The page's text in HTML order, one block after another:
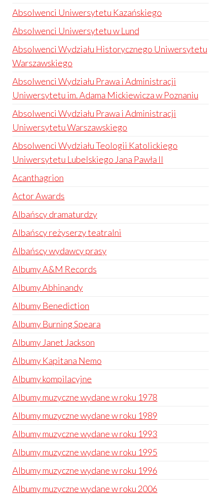
Absolwenci Uniwersytetu Kazańskiego
Absolwenci Uniwersytetu w Lund
Absolwenci Wydziału Historycznego Uniwersytetu
Warszawskiego
Absolwenci Wydziału Prawa i Administracji
Uniwersytetu im. Adama Mickiewicza w Poznaniu
Absolwenci Wydziału Prawa i Administracji
Uniwersytetu Warszawskiego
Absolwenci Wydziału Teologii Katolickiego
Uniwersytetu Lubelskiego Jana Pawła II
Acanthagrion
Actor Awards
Albańscy dramaturdzy
Albańscy reżyserzy teatralni
Albańscy wydawcy prasy
Albumy A&M Records
Albumy Abhinandy
Albumy Benediction
Albumy Burning Speara
Albumy Janet Jackson
Albumy Kapitana Nemo
Albumy kompilacyjne
Albumy muzyczne wydane w roku 1978
Albumy muzyczne wydane w roku 1989
Albumy muzyczne wydane w roku 1993
Albumy muzyczne wydane w roku 1995
Albumy muzyczne wydane w roku 1996
Albumy muzyczne wydane w roku 2006